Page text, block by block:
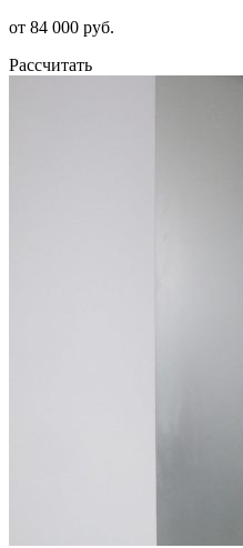
от 84 000 руб.
Рассчитать